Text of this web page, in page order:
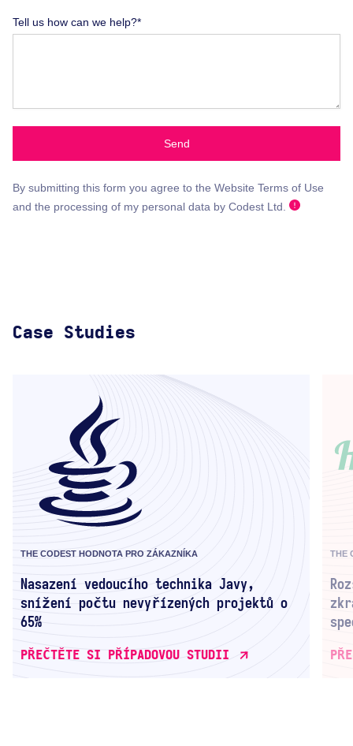
Tell us how can we help?*
Send
By submitting this form you agree to the Website Terms of Use
and the processing of my personal data by Codest Ltd.
Case Studies
THE CODEST HODNOTA PRO ZÁKAZNÍKA
Nasazení vedoucího technika Javy,
snížení počtu nevyřízených projektů o
65%
PŘEČTĚTE SI PŘÍPADOVOU STUDII
THE